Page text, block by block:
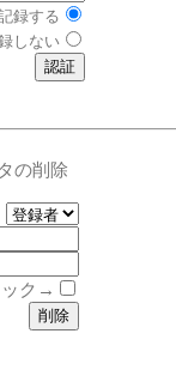
録する
しない
の削除
ック→